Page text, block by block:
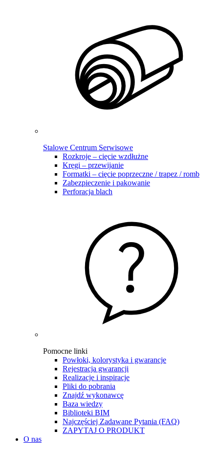
Stalowe Centrum Serwisowe
Rozkroje – cięcie wzdłużne
Kręgi – przewijanie
Formatki – cięcie poprzeczne / trapez / romb
Zabezpieczenie i pakowanie
Perforacja blach
Pomocne linki
Powłoki, kolorystyka i gwarancje
Rejestracja gwarancji
Realizacje i inspiracje
Pliki do pobrania
Znajdź wykonawcę
Baza wiedzy
Biblioteki BIM
Najczęściej Zadawane Pytania (FAQ)
ZAPYTAJ O PRODUKT
O nas